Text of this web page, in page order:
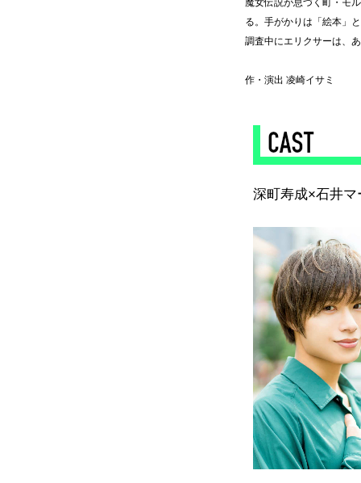
魔女伝説が息づく町・モ
る。手がかりは「絵本」
調査中にエリクサーは、
作・演出 凌崎イサミ
深町寿成×石井マ